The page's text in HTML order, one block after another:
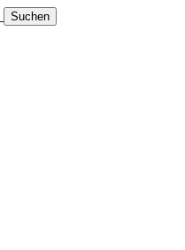
Suchen